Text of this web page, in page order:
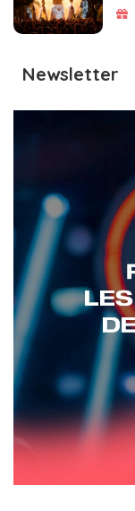
Newsletter